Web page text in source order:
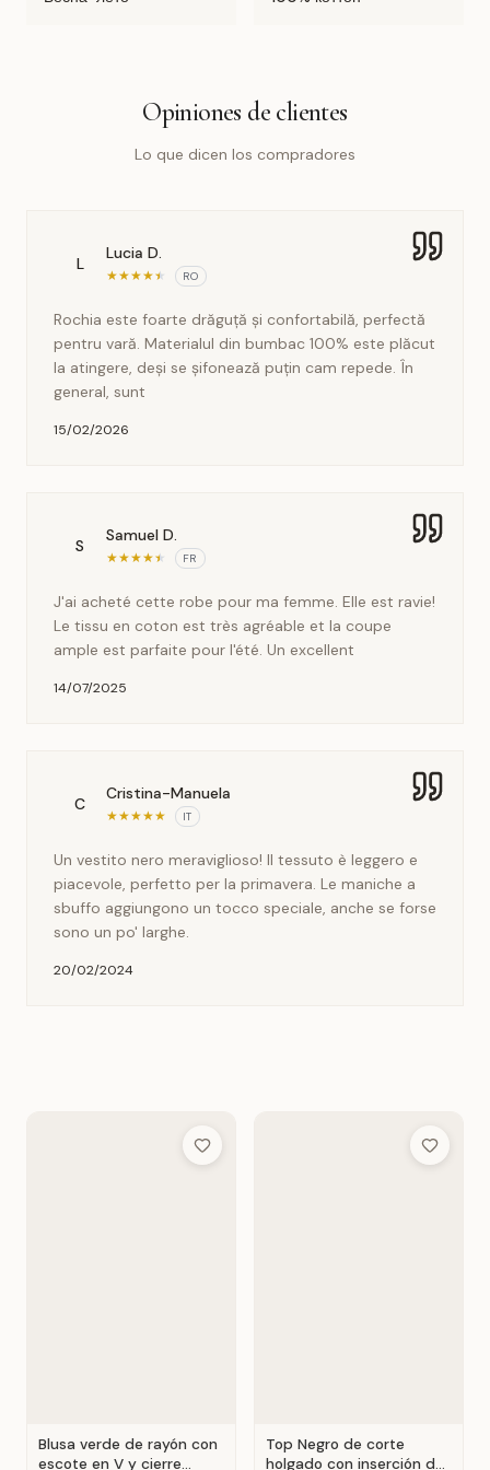
Opiniones de clientes
Lo que dicen los compradores
L
Lucia D.
★★★★★ RO
Rochia este foarte drăguță și confortabilă, perfectă
pentru vară. Materialul din bumbac 100% este plăcut
la atingere, deși se șifonează puțin cam repede. În
general, sunt
15/02/2026
S
Samuel D.
★★★★★ FR
J'ai acheté cette robe pour ma femme. Elle est ravie!
Le tissu en coton est très agréable et la coupe
ample est parfaite pour l'été. Un excellent
14/07/2025
C
Cristina-Manuela
★★★★★ IT
Un vestito nero meraviglioso! Il tessuto è leggero e
piacevole, perfetto per la primavera. Le maniche a
sbuffo aggiungono un tocco speciale, anche se forse
sono un po' larghe.
20/02/2024
Add to Wish List
Blusa verde de rayón con
escote en V y cierre
Add to
Top Negro de corte
holgado con inserción de